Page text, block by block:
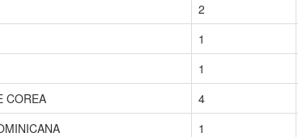
2
1
1
COREA
4
1